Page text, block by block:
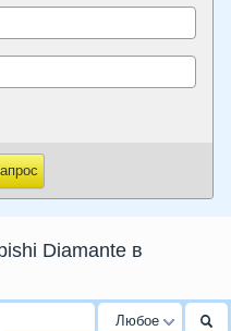
Diamante в
Любое